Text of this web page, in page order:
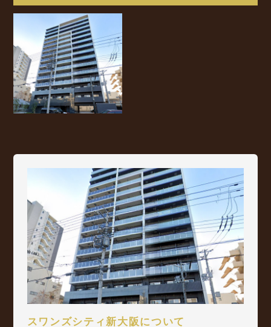
スワンズシティ新大阪について